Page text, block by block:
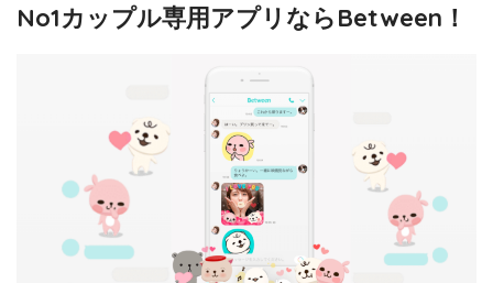
No1カップル専用アプリならBetween！